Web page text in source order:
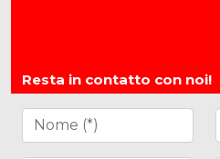
Resta in contatto con noi!
Nome (*)